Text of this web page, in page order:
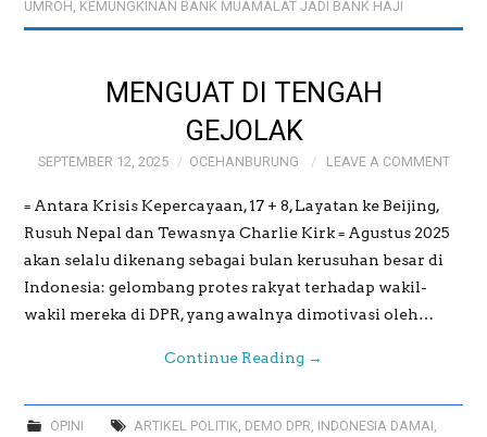
UMROH KEMUNGKINAN BANK MUAMALAT JADI BANK HAJI
MENGUAT DI TENGAH
GEJOLAK
SEPTEMBER 12, 2025 OCEHANBURUNG LEAVE A COMMENT
= Antara Krisis Kepercayaan, 17 + 8, Layatan ke Beijing,
Rusuh Nepal dan Tewasnya Charlie Kirk = Agustus 2025
akan selalu dikenang sebagai bulan kerusuhan besar di
Indonesia: gelombang protes rakyat terhadap wakil-
wakil mereka di DPR, yang awalnya dimotivasi oleh…
Continue Reading →
OPINI ARTIKEL POLITIK, DEMO DPR, INDONESIA DAMAI,